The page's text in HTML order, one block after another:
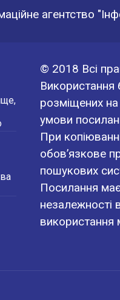
агентство
© 2018 Всі
Використання
розміщених
умови
При
обов’язкове
пошукових
Посилання
незалежності
використання